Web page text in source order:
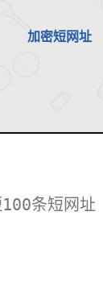
加密短网址